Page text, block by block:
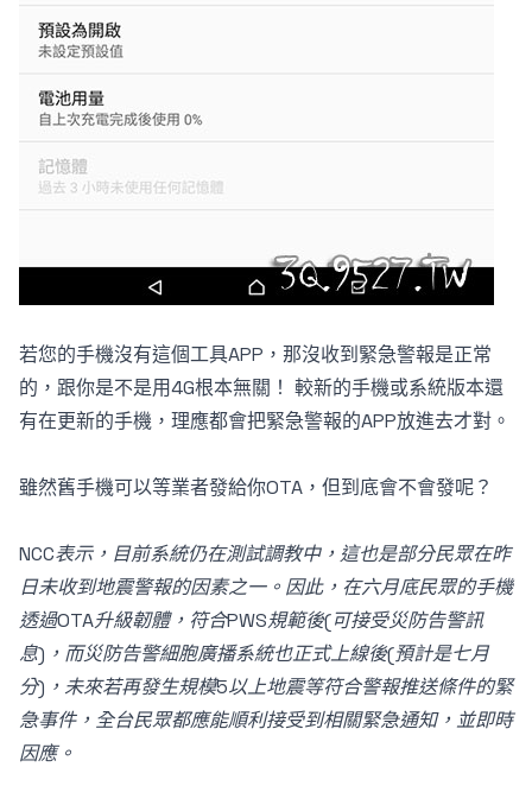
若您的手機沒有這個工具APP，那沒收到緊急警報是正常
的，跟你是不是用4G根本無關！ 較新的手機或系統版本還
有在更新的手機，理應都會把緊急警報的APP放進去才對。
雖然舊手機可以等業者發給你OTA，但到底會不會發呢？
NCC表示，目前系統仍在測試調教中，這也是部分民眾在昨
日未收到地震警報的因素之一。因此，在六月底民眾的手機
透過OTA升級韌體，符合PWS規範後(可接受災防告警訊
息)，而災防告警細胞廣播系統也正式上線後(預計是七月
分)，未來若再發生規模5以上地震等符合警報推送條件的緊
急事件，全台民眾都應能順利接受到相關緊急通知，並即時
因應。